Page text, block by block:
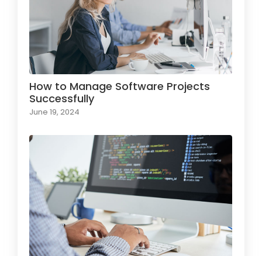
How to Manage Software Projects
Successfully
June 19, 2024